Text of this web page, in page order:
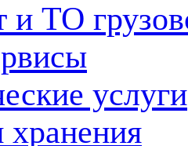
и ТО
услуги
хранения